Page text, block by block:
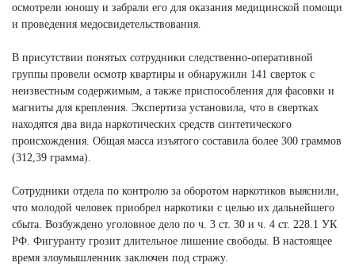
осмотрели юношу и забрали его для оказания медицинской помощи
и проведения медосвидетельствования.
В присутствии понятых сотрудники следственно-оперативной
группы провели осмотр квартиры и обнаружили 141 сверток с
неизвестным содержимым, а также приспособления для фасовки и
магниты для крепления. Экспертиза установила, что в свертках
находятся два вида наркотических средств синтетического
происхождения. Общая масса изъятого составила более 300 граммов
(312,39 грамма).
Сотрудники отдела по контролю за оборотом наркотиков выяснили,
что молодой человек приобрел наркотики с целью их дальнейшего
сбыта. Возбуждено уголовное дело по ч. 3 ст. 30 и ч. 4 ст. 228.1 УК
РФ. Фигуранту грозит длительное лишение свободы. В настоящее
время злоумышленник заключен под стражу.